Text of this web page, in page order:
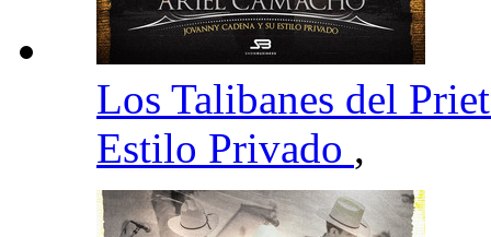
Los Talibanes del
Estilo Privado ,